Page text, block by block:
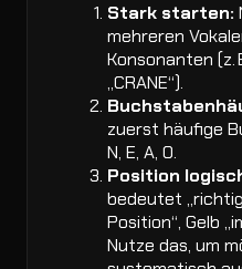
Stark starten:
mehreren
Konsonanten (z.
„CRANE“).
zuerst häufige
N, E, A, O.
Position
bedeutet
Position“, Gelb
Nutze das, um